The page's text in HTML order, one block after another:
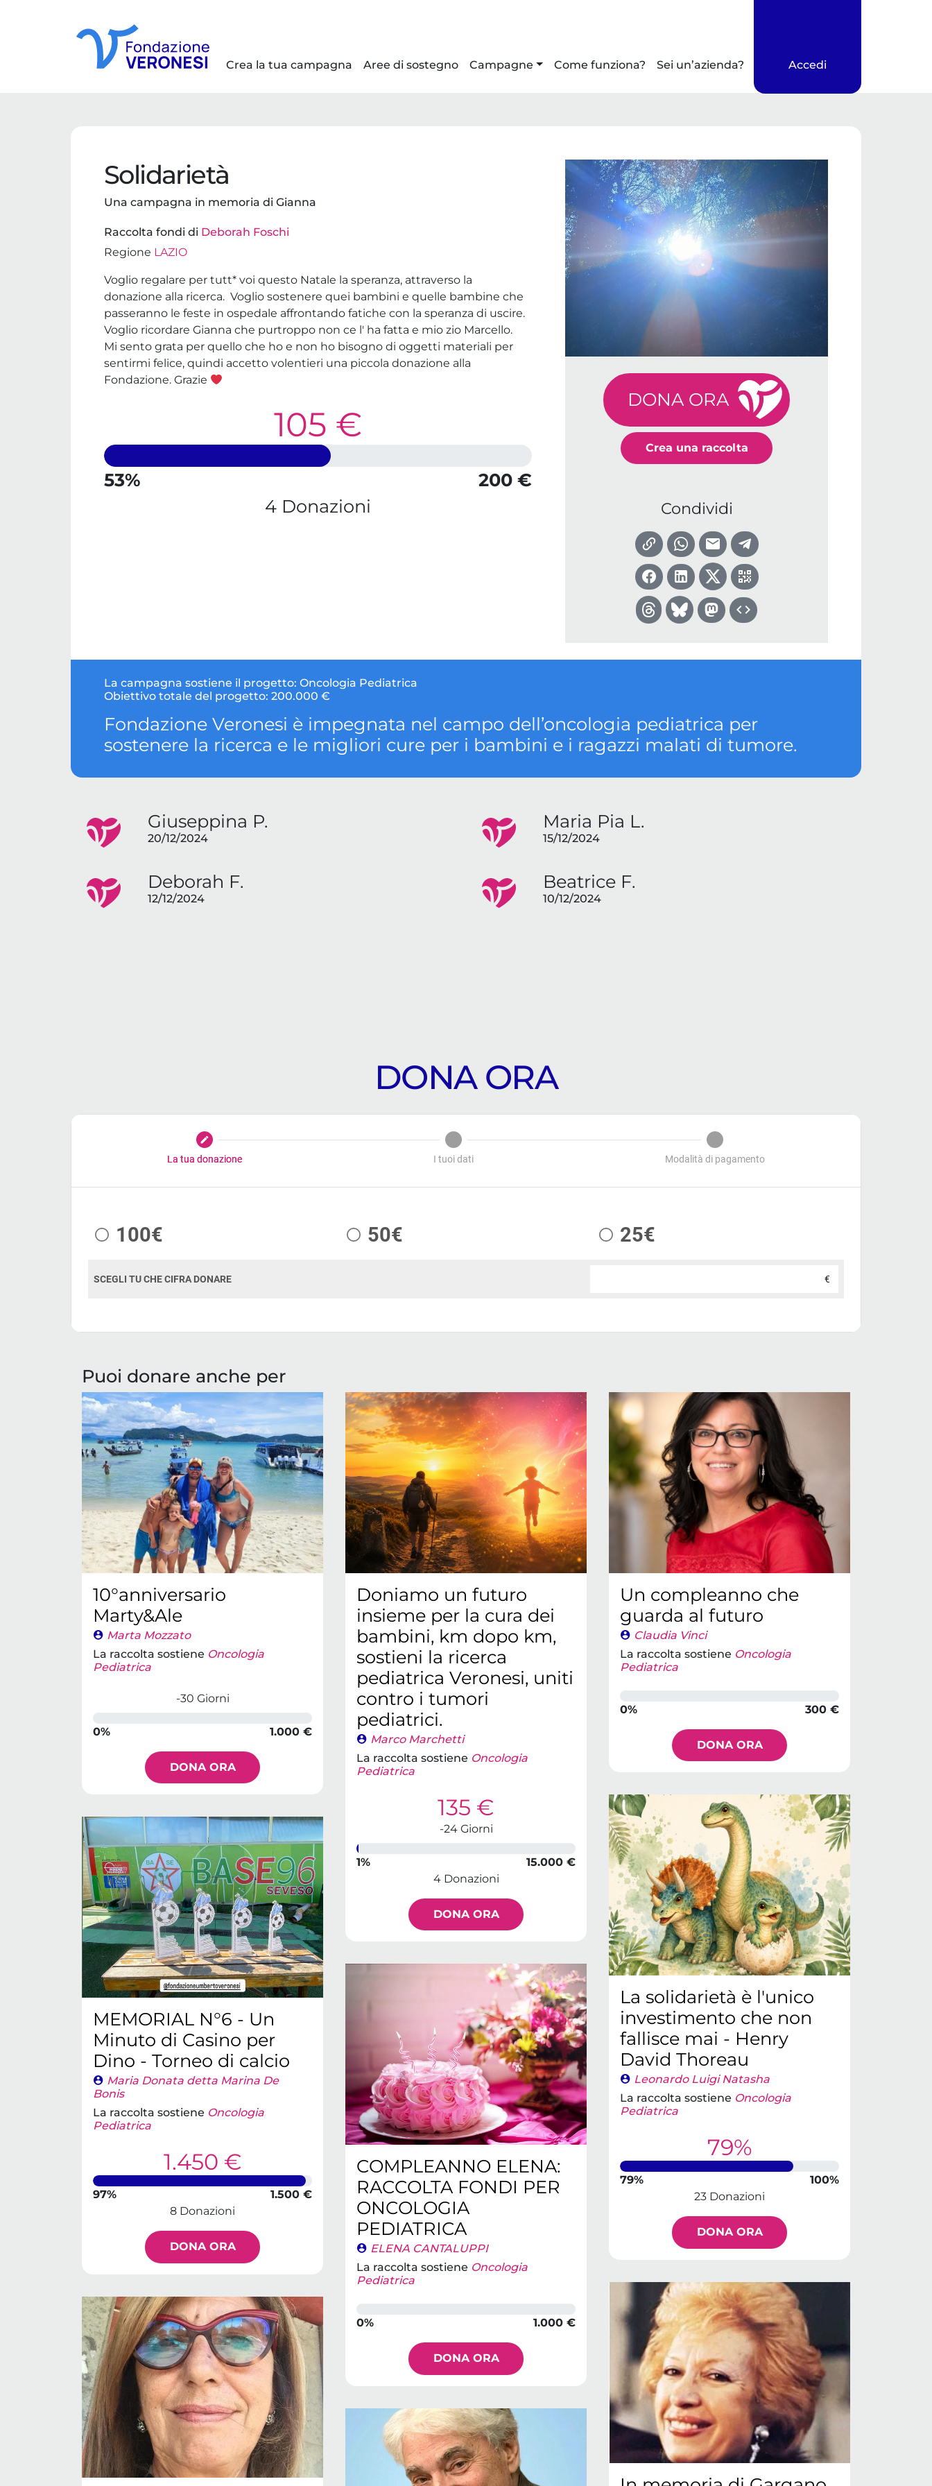
Crea la tua campagna Aree di sostegno Campagne Come funziona? Sei un’azienda? Accedi
Solidarietà
Una campagna in memoria di Gianna
Raccolta fondi di Deborah Foschi
Regione LAZIO
Voglio regalare per tutt* voi questo Natale la speranza, attraverso la
donazione alla ricerca. Voglio sostenere quei bambini e quelle bambine che
passeranno le feste in ospedale affrontando fatiche con la speranza di uscire.
Voglio ricordare Gianna che purtroppo non ce l' ha fatta e mio zio Marcello.
Mi sento grata per quello che ho e non ho bisogno di oggetti materiali per
sentirmi felice, quindi accetto volentieri una piccola donazione alla
Fondazione. Grazie
105 €
53%
200 €
4 Donazioni
DONA ORA
Crea una raccolta
Condividi
La campagna sostiene il progetto: Oncologia Pediatrica
Obiettivo totale del progetto: 200.000 €
Fondazione Veronesi è impegnata nel campo dell’oncologia pediatrica per
sostenere la ricerca e le migliori cure per i bambini e i ragazzi malati di tumore.
Giuseppina P.
20/12/2024
Maria Pia L.
15/12/2024
Deborah F.
12/12/2024
Beatrice F.
10/12/2024
DONA ORA
Puoi donare anche per
10°anniversario
Marty&Ale
Marta Mozzato
La raccolta sostiene Oncologia
Pediatrica
-30 Giorni
0% 1.000 €
DONA ORA
Doniamo un futuro
insieme per la cura dei
bambini, km dopo km,
sostieni la ricerca
pediatrica Veronesi, uniti
contro i tumori
pediatrici.
Marco Marchetti
La raccolta sostiene Oncologia
Pediatrica
135 €
-24 Giorni
1%
15.000 €
4 Donazioni
DONA ORA
Un compleanno che
guarda al futuro
Claudia Vinci
La raccolta sostiene Oncologia
Pediatrica
0% 300 €
DONA ORA
La solidarietà è l'unico
investimento che non
fallisce mai - Henry
David Thoreau
Leonardo Luigi Natasha
La raccolta sostiene Oncologia
Pediatrica
79%
79%
100%
23 Donazioni
DONA ORA
MEMORIAL N°6 - Un
Minuto di Casino per
Dino - Torneo di calcio
Maria Donata detta Marina De
Bonis
La raccolta sostiene Oncologia
Pediatrica
1.450 €
97%
1.500 €
8 Donazioni
DONA ORA
COMPLEANNO ELENA:
RACCOLTA FONDI PER
ONCOLOGIA
PEDIATRICA
ELENA CANTALUPPI
La raccolta sostiene Oncologia
Pediatrica
0% 1.000 €
DONA ORA